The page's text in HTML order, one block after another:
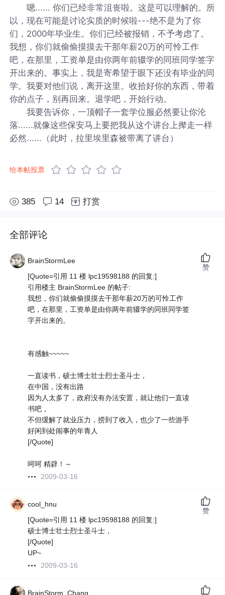
嗯...... 你们已经非常沮丧啦。这是可以理解的。所
以，现在可能是讨论实质的时候啦---绝不是为了你
们，2000年毕业生。你们已经被报销，不予考虑了。
我想，你们就偷偷摸摸去干那年薪20万的可怜工作
吧，在那里，工资单是由你两年前辍学的同班同学签字
开出来的。事实上，我是寄希望于眼下还没有毕业的同
学。我要对他们说，离开这里。收拾好你的东西，带着
你的点子，别再回来。退学吧，开始行动。
我要告诉你，一顶帽子一套学位服必然要让你沦
落......就像这些保安马上要把我从这个讲台上撵走一样
必然......（此时，拉里埃里森被带离了讲台）
给本帖投票
385 14 打赏
全部评论
BrainStormLee
[Quote=引用 11 楼 lpc19598188 的回复:]
引用楼主 BrainStormLee 的帖子:
我想，你们就偷偷摸摸去干那年薪20万的可怜工作
吧，在那里，工资单是由你两年前辍学的同班同学签
字开出来的。
有感触~~~~~
一直读书，硕士博士壮士烈士圣斗士，
在中国，没有出路
因为人太多了，政府没有办法安置，就让他们一直读
书吧，
不但缓解了就业压力，捞到了收入，也少了一些游手
好闲到处闹事的年青人
[/Quote]
呵呵 精辟！～
2009-03-16
赞
cool_hnu
[Quote=引用 11 楼 lpc19598188 的回复:]
硕士博士壮士烈士圣斗士，
[/Quote]
UP~
2009-03-16
赞
BrainStorm_Chang